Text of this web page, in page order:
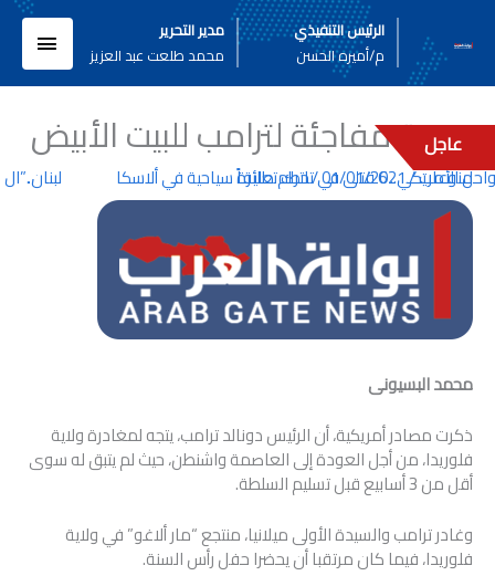
المحتوى
الرئيس التنفيذي
م/أميره الحسن
مدير التحرير
محمد طلعت عبد العزيز
عاجل
في تحطم طائرة سياحية في ألاسكا
عودة مفاجئة لترامب للبيت الأبيض
منوعات/
01/01/2021
/اترك تعليقاً
محمد البسيونى
ذكرت مصادر أمريكية، أن الرئيس دونالد ترامب، يتجه لمغادرة ولاية
فلوريدا، من أجل العودة إلى العاصمة واشنطن، حيث لم يتبق له سوى
أقل من 3 أسابيع قبل تسليم السلطة.
وغادر ترامب والسيدة الأولى ميلانيا، منتجع “مار ألاغو” في ولاية
فلوريدا، فيما كان مرتقبا أن يحضرا حفل رأس السنة.